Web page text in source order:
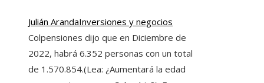
Julián ArandaInversiones y negocios
Colpensiones dijo que en Diciembre de
2022, habrá 6.352 personas con un total
de 1.570.854.(Lea: ¿Aumentará la edad